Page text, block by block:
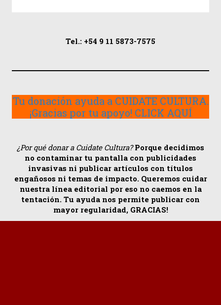
Tel.: +54 9 11 5873-7575
Tu donación ayuda a CUIDATE CULTURA.
¡Gracias por tu apoyo! CLICK AQUÍ
¿Por qué donar a Cuidate Cultura?Porque decidimos
no contaminar tu pantalla con publicidades
invasivas ni publicar artículos con títulos
engañosos ni temas de impacto. Queremos cuidar
nuestra línea editorial por eso no caemos en la
tentación. Tu ayuda nos permite publicar con
mayor regularidad, GRACIAS!